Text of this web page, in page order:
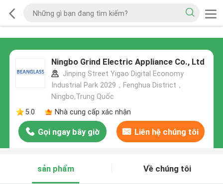
Ningbo Grind Electric Appliance Co., Ltd
Jinping Street Yigao Digital Economy
Industrial Park 2029，Fenghua District，
Ningbo,Trung Quốc
5.0
Nhà cung cấp xác nhận
Gọi ngay bây giờ Liên hệ chúng tôi
sản phẩm Về chúng tôi